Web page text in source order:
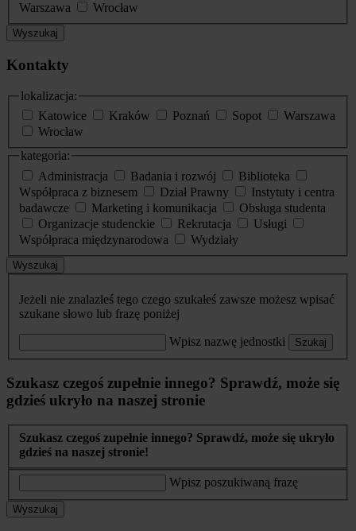
Warszawa
Wrocław
Wyszukaj
Kontakty
lokalizacja:
Katowice
Kraków Poznań Sopot
Warszawa
Wrocław
kategoria:
Administracja
Badania i rozwój
Biblioteka
Współpraca z biznesem
Dział Prawny
Instytuty i centra
badawcze
Marketing i komunikacja
Obsługa studenta
Organizacje studenckie
Rekrutacja
Usługi
Współpraca międzynarodowa
Wydziały
Wyszukaj
Jeżeli nie znalazłeś tego czego szukałeś zawsze możesz wpisać
szukane słowo lub frazę poniżej
Wpisz nazwę jednostki Szukaj
Szukasz czegoś zupełnie innego? Sprawdź, może się
gdzieś ukryło na naszej stronie
Szukasz czegoś zupełnie innego? Sprawdź, może się ukryło
gdzieś na naszej stronie!
Wpisz poszukiwaną frazę
Wyszukaj